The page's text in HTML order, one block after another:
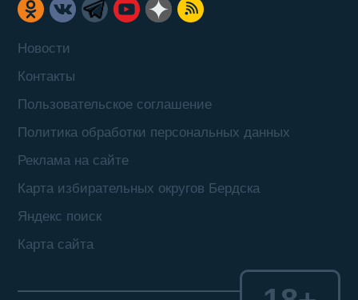
Новости
Контакты
Пользовательское соглашение
Политика обработки персональных данных
Реклама на сайте
Карта избирательных округов Бердска
Яндекс поиск
Карта сайта